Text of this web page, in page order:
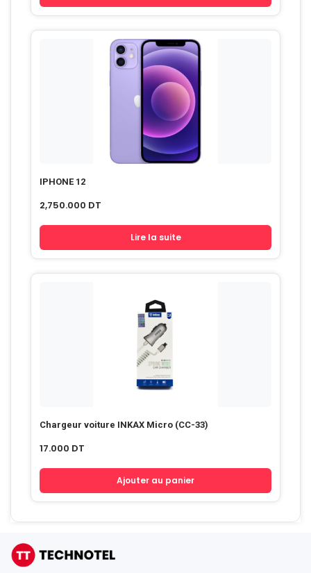
IPHONE 12
2,750.000 DT
Lire la suite
Chargeur voiture INKAX Micro (CC-33)
17.000 DT
Ajouter au panier